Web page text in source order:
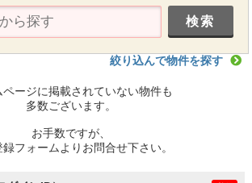
絞り込んで物件を探す
ページに掲載されていない物件も
多数ございます。
お手数ですが、
フォームよりお問合せ下さい。